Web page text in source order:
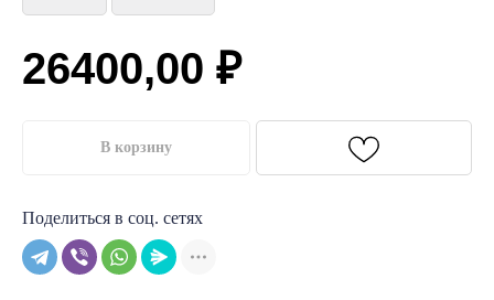
26400,00 ₽
В корзину
Поделиться в соц. сетях